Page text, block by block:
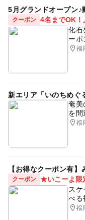
5月グランドオープン
クーポン 4名までOK！
化石
ー
福
新エリア「いのちめぐ
奄美
を間
福
【お得なクーポン有
クーポン ★いこーよ限
ス
べる
福